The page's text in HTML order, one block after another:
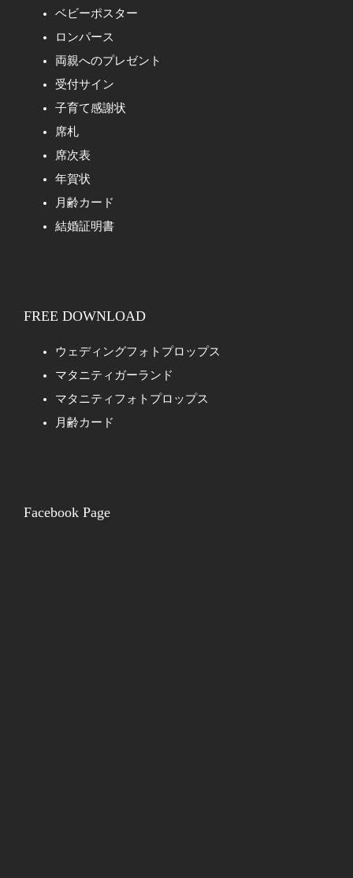
ベビーポスター
ロンパース
両親へのプレゼント
受付サイン
子育て感謝状
席札
席次表
年賀状
月齢カード
結婚証明書
FREE DOWNLOAD
ウェディングフォトプロップス
マタニティガーランド
マタニティフォトプロップス
月齢カード
Facebook Page